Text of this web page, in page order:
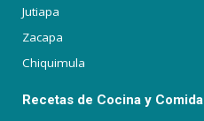
Jutiapa
Zacapa
Chiquimula
Recetas de Cocina y